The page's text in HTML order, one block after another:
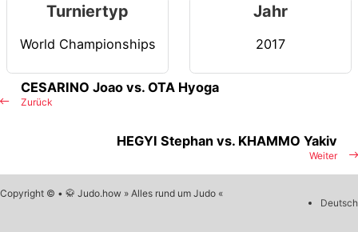
Turniertyp
World Championships
Jahr
2017
Zurück
CESARINO Joao vs. OTA Hyoga
Weiter
HEGYI Stephan vs. KHAMMO Yakiv
Copyright © • 🥋 Judo.how » Alles rund um Judo «
Deutsch